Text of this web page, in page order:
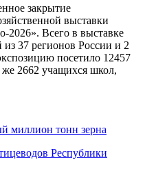
закрытие
выставки
Всего в выставке
37 регионов России и 2
посетило 12457
же 2662 учащихся школ,
миллион тонн зерна
Республики